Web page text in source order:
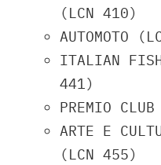
(LCN 410)
AUTOMOTO
ITALIAN
441)
PREMIO
ARTE E
(LCN 455)